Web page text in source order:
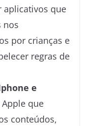
aplicativos que
nos
por crianças e
regras de
e
que
conteúdos,